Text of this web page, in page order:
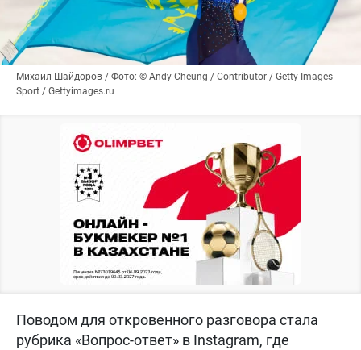
Михаил Шайдоров / Фото: © Andy Cheung / Contributor / Getty Images
Sport / Gettyimages.ru
Поводом для откровенного разговора стала
рубрика «Вопрос-ответ» в Instagram, где